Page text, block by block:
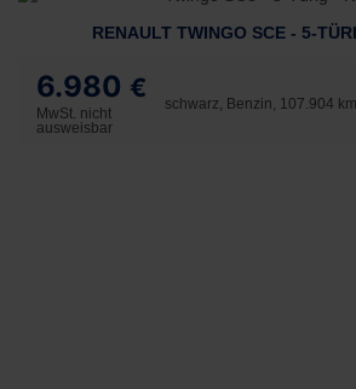
RENAULT TWINGO SCE - 5-
6.980 €
MwSt. nicht
ausweisbar
schwarz, Benzin, 107.904